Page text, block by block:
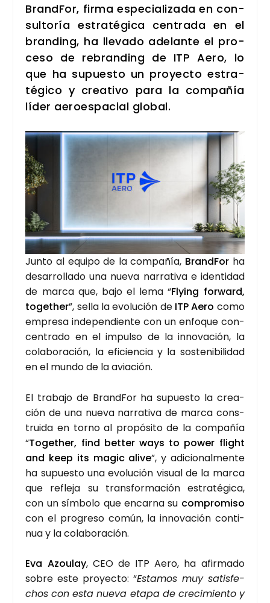
Brand­For, fir­ma espe­cia­li­za­da en con­
sul­to­ría estra­té­gi­ca cen­tra­da en el
bran­ding, ha lle­va­do ade­lan­te el pro­
ce­so de rebran­ding de ITP Aero, lo
que ha supues­to un pro­yec­to estra­
té­gi­co y crea­ti­vo para la com­pa­ñía
líder aero­es­pa­cial glo­bal.
Jun­to al equi­po de la com­pa­ñía, Brand­For ha
desa­rro­lla­do una nue­va narra­ti­va e iden­ti­dad
de mar­ca que, bajo el lema “Flying for­ward,
together”, sella la evo­lu­ción de ITP Aero como
empre­sa inde­pen­dien­te con un enfo­que con­
cen­tra­do en el impul­so de la inno­va­ción, la
cola­bo­ra­ción, la efi­cien­cia y la sos­te­ni­bi­li­dad
en el mun­do de la avia­ción.
El tra­ba­jo de Brand­For ha supues­to la crea­
ción de una nue­va narra­ti­va de mar­ca cons­
trui­da en torno al pro­pó­si­to de la com­pa­ñía
“Together, find bet­ter ways to power flight
and keep its magic ali­ve”, y adi­cio­nal­men­te
ha supues­to una evo­lu­ción visual de la mar­ca
que refle­ja su trans­for­ma­ción estra­té­gi­ca,
con un sím­bo­lo que encar­na su com­pro­mi­so
con el pro­gre­so común, la inno­va­ción con­ti­
nua y la cola­bo­ra­ción.
Eva Azou­lay, CEO de ITP Aero, ha afir­ma­do
sobre este pro­yec­to: “Esta­mos muy satis­fe­
chos con esta nue­va eta­pa de cre­ci­mien­to y